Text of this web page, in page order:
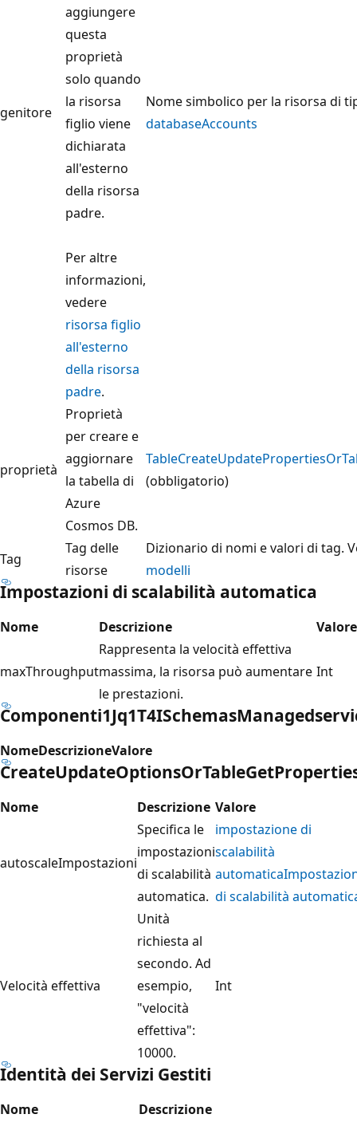
genitore
aggiungere
questa
proprietà
solo quando
la risorsa
figlio viene
dichiarata
all'esterno
della risorsa
padre.
Per altre
informazioni,
vedere
risorsa figlio
all'esterno
della risorsa
padre.
Nome simbolico per la risorsa di
databaseAccounts
proprietà
Proprietà
per creare e
aggiornare
la tabella di
Azure
Cosmos DB.
(obbligatorio)
Tag
Tag delle
risorse
Dizionario di nomi e valori di tag.
modelli
Impostazioni di scalabilità automatica
Nome Descrizione Valore
maxThroughput
Rappresenta la velocità effettiva
massima, la risorsa può aumentare
le prestazioni.
Int
NomeDescrizioneValore
Nome Descrizione Valore
autoscaleImpostazioni
Specifica le
impostazioni
di scalabilità
automatica.
impostazione di
scalabilità
di scalabilità
Velocità effettiva
Unità
richiesta al
secondo. Ad
esempio,
"velocità
effettiva":
10000.
Int
Identità dei Servizi Gestiti
Nome Descrizione